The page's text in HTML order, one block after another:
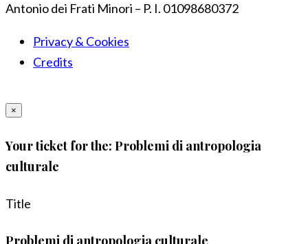
Antonio dei Frati Minori – P. I. 01098680372
Privacy & Cookies
Credits
×
Your ticket for the: Problemi di antropologia
culturale
Title
Problemi di antropologia culturale